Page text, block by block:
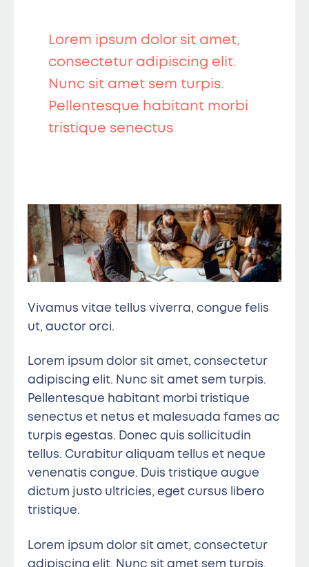
Lorem ipsum dolor sit amet,
consectetur adipiscing elit.
Nunc sit amet sem turpis.
Pellentesque habitant morbi
tristique senectus
Vivamus vitae tellus viverra, congue felis
ut, auctor orci.
Lorem ipsum dolor sit amet, consectetur
adipiscing elit. Nunc sit amet sem turpis.
Pellentesque habitant morbi tristique
senectus et netus et malesuada fames ac
turpis egestas. Donec quis sollicitudin
tellus. Curabitur aliquam tellus et neque
venenatis congue. Duis tristique augue
dictum justo ultricies, eget cursus libero
tristique.
Lorem ipsum dolor sit amet, consectetur
adipiscing elit. Nunc sit amet sem turpis.